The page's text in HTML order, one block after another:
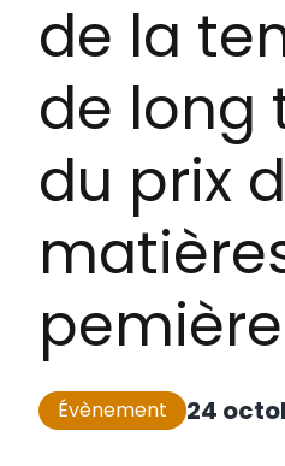
de la
de long
du prix
Évènement 24